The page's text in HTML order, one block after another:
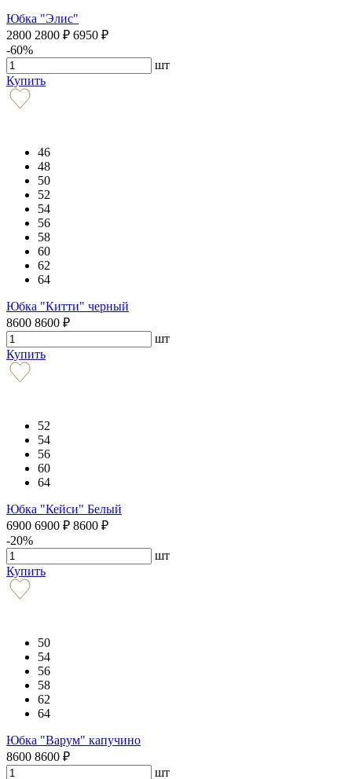
Юбка "Элис"
2800 2800 ₽ 6950 ₽
-60%
шт
Купить
46
48
50
52
54
56
58
60
62
64
Юбка "Китти" черный
8600 8600 ₽
шт
Купить
52
54
56
60
64
Юбка "Кейси" Белый
6900 6900 ₽ 8600 ₽
-20%
шт
Купить
50
54
56
58
62
64
Юбка "Варум" капучино
8600 8600 ₽
шт